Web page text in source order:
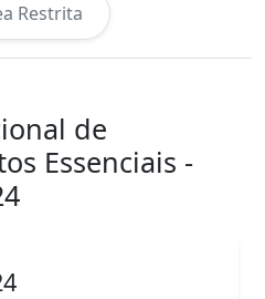
Restrita
de
Essenciais -